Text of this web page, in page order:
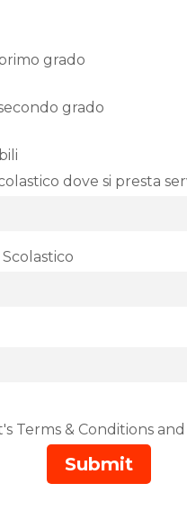
grado
grado
dove si presta
Terms & Conditions